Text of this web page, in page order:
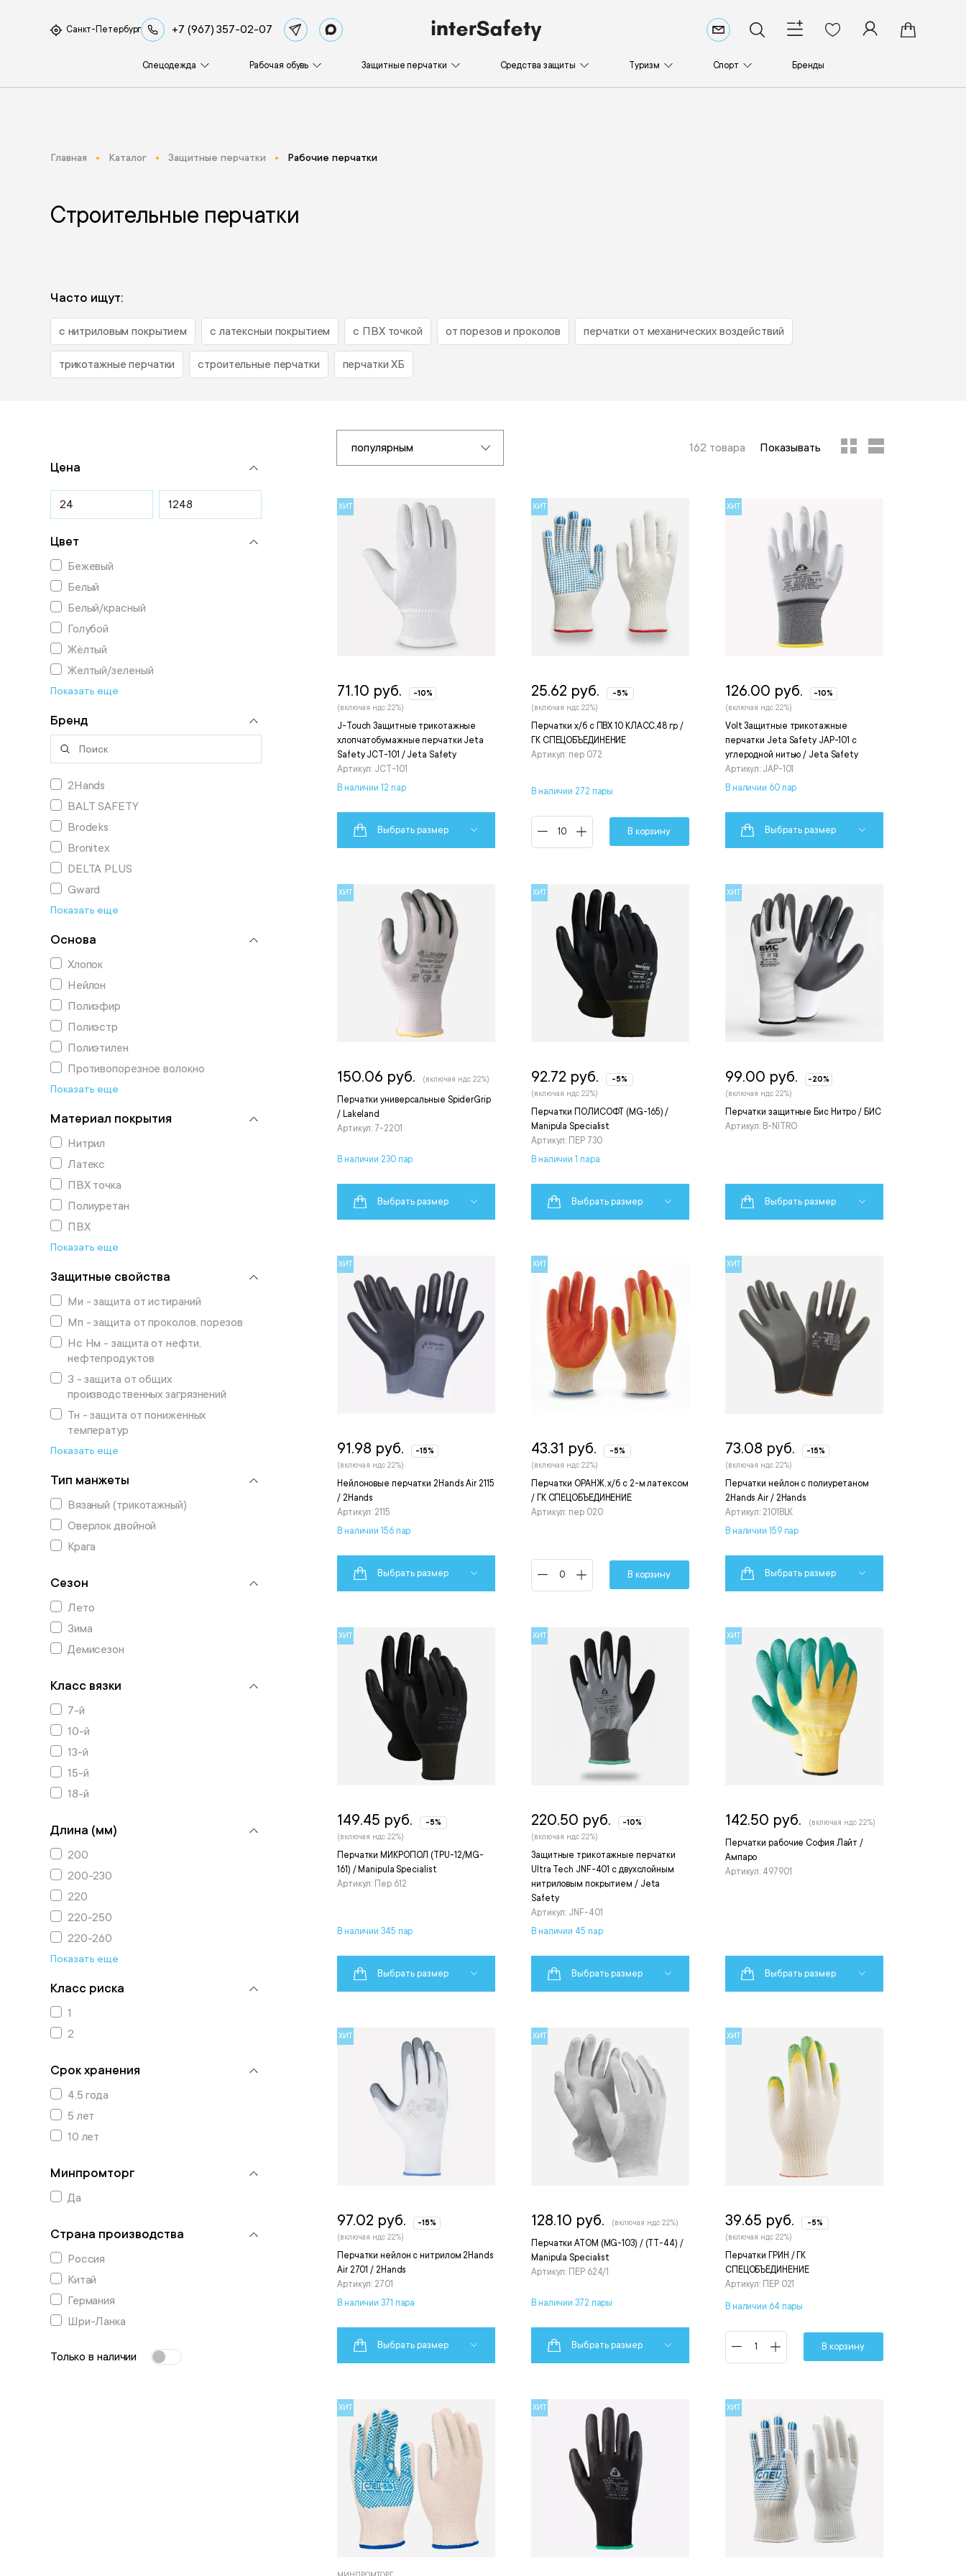
Санкт-Петербург +7 (967) 357-02-07
Спецодежда Рабочая обувь Защитные перчатки Средства защиты Туризм Спорт Бренды
Главная Каталог Защитные перчатки Рабочие перчатки
Строительные перчатки
Часто ищут:
с нитриловым покрытием с латексныи покрытием с ПВХ точкой от порезов и проколов перчатки от механических воздействий
трикотажные перчатки строительные перчатки перчатки ХБ
Цена
Цвет
Бежевый
Белый
Белый/красный
Голубой
Жёлтый
Желтый/зеленый
Показать еще
Бренд
2Hands
BALT SAFETY
Brodeks
Bronitex
DELTA PLUS
Gward
Показать еще
Основа
Хлопок
Нейлон
Полиэфир
Полиэстр
Полиэтилен
Противопорезное волокно
Показать еще
Материал покрытия
Нитрил
Латекс
ПВХ точка
Полиуретан
ПВХ
Показать еще
Защитные свойства
Ми - защита от истираний
Мп - защита от проколов, порезов
Нс Нм - защита от нефти,
нефтепродуктов
З - защита от общих
производственных загрязнений
Тн - защита от пониженных
температур
Показать еще
Тип манжеты
Вязаный (трикотажный)
Оверлок двойной
Крага
Сезон
Лето
Зима
Демисезон
Класс вязки
7-й
10-й
13-й
15-й
18-й
Длина (мм)
200
200-230
220
220-250
220-260
Показать еще
Класс риска
1
2
Срок хранения
4,5 года
5 лет
10 лет
Минпромторг
Да
Страна производства
Россия
Китай
Германия
Шри-Ланка
Только в наличии
популярным 162 товара Показывать
ХИТ
J-Touch Защитные трикотажные
хлопчатобумажные перчатки Jeta
Safety JCT-101 / Jeta Safety
Артикул: JCT-101
71.10 руб.
-10%
(включая ндс 22%)
В наличии 12 пар
Выбрать размер
ХИТ
Перчатки х/б с ПВХ 10 КЛАСС,48 гр /
ГК СПЕЦОБЪЕДИНЕНИЕ
Артикул: пер 072
25.62 руб.
-5%
(включая ндс 22%)
В наличии 272 пары
В корзину
ХИТ
Volt Защитные трикотажные
перчатки Jeta Safety JAP-101 с
углеродной нитью / Jeta Safety
Артикул: JAP-101
126.00 руб.
-10%
(включая ндс 22%)
В наличии 60 пар
Выбрать размер
ХИТ
Перчатки универсальные SpiderGrip
/ Lakeland
Артикул: 7-2201
150.06 руб. (включая ндс 22%)
В наличии 230 пар
Выбрать размер
ХИТ
Перчатки ПОЛИСОФТ (MG-165) /
Manipula Specialist
Артикул: ПЕР 730
92.72 руб.
-5%
(включая ндс 22%)
В наличии 1 пара
Выбрать размер
ХИТ
Перчатки защитные Бис Нитро / БИС
Артикул: B-NITRO
99.00 руб.
-20%
(включая ндс 22%)
Выбрать размер
ХИТ
Нейлоновые перчатки 2Hands Air 2115
/ 2Hands
Артикул: 2115
91.98 руб.
-15%
(включая ндс 22%)
В наличии 156 пар
Выбрать размер
ХИТ
Перчатки ОРАНЖ, х/б с 2-м латексом
/ ГК СПЕЦОБЪЕДИНЕНИЕ
Артикул: пер 020
43.31 руб.
-5%
(включая ндс 22%)
В корзину
ХИТ
Перчатки нейлон с полиуретаном
2Hands Air / 2Hands
Артикул: 2101BLK
73.08 руб.
-15%
(включая ндс 22%)
В наличии 159 пар
Выбрать размер
ХИТ
Перчатки МИКРОПОЛ (TPU-12/MG-
161) / Manipula Specialist
Артикул: Пер 612
149.45 руб.
-5%
(включая ндс 22%)
В наличии 345 пар
Выбрать размер
ХИТ
Защитные трикотажные перчатки
Ultra Tech JNF-401 с двухслойным
нитриловым покрытием / Jeta
Safety
Артикул: JNF-401
220.50 руб.
-10%
(включая ндс 22%)
В наличии 45 пар
Выбрать размер
ХИТ
Перчатки рабочие София Лайт /
Ампаро
Артикул: 497901
142.50 руб. (включая ндс 22%)
Выбрать размер
ХИТ
Перчатки нейлон с нитрилом 2Hands
Air 2701 / 2Hands
Артикул: 2701
97.02 руб.
-15%
(включая ндс 22%)
В наличии 371 пара
Выбрать размер
ХИТ
Перчатки АТОМ (MG-103) / (ТТ-44) /
Manipula Specialist
Артикул: ПЕР 624/1
128.10 руб. (включая ндс 22%)
В наличии 372 пары
Выбрать размер
ХИТ
Перчатки ГРИН / ГК
СПЕЦОБЪЕДИНЕНИЕ
Артикул: ПЕР 021
39.65 руб.
-5%
(включая ндс 22%)
В наличии 64 пары
В корзину
ХИТ ХИТ ХИТ